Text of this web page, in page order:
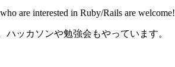
are interested in Ruby/Rails are welcome!
ッカソンや勉強会もやっています。